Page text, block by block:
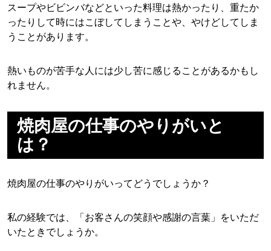
スープやビビンバなどといった料理は熱かったり、重たか
ったりして時にはこぼしてしまうことや、やけどしてしま
うことがあります。
熱いものが苦手な人には少し苦に感じることがあるかもし
れません。
焼肉屋の仕事のやりがいと
は？
焼肉屋の仕事のやりがいってどうでしょうか？
私の経験では、「お客さんの笑顔や感謝の言葉」をいただ
いたときでしょうか。